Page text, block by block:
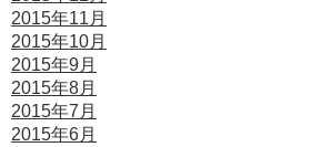
2015年11月
2015年10月
2015年9月
2015年8月
2015年7月
2015年6月